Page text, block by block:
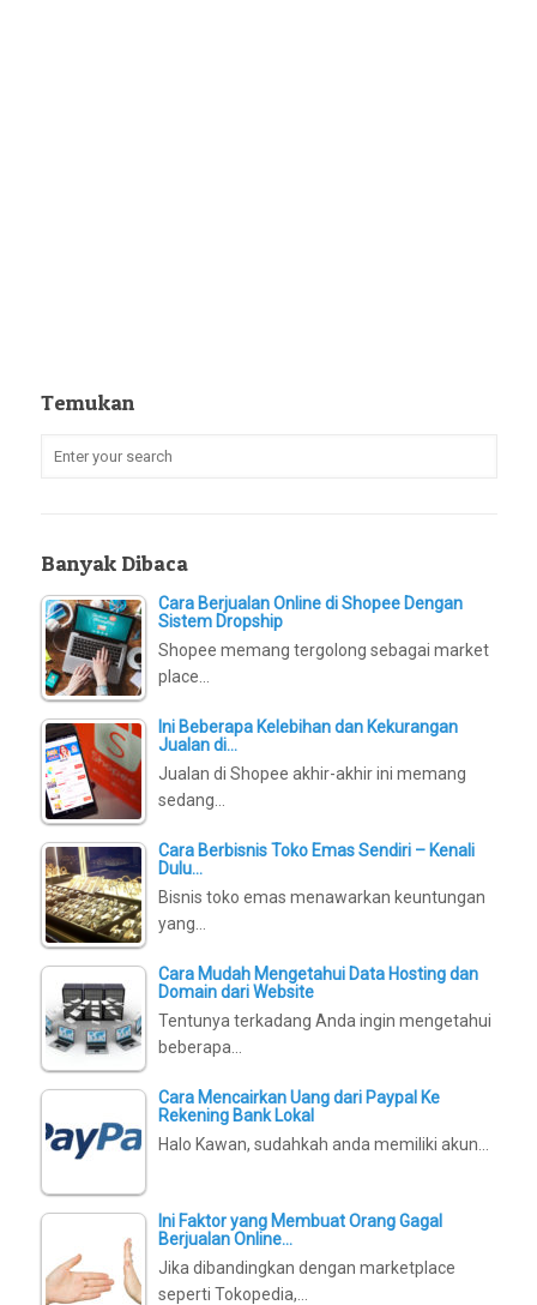
Temukan
Banyak Dibaca
Cara Berjualan Online di Shopee Dengan
Sistem Dropship
Shopee memang tergolong sebagai market
place…
Ini Beberapa Kelebihan dan Kekurangan
Jualan di…
Jualan di Shopee akhir-akhir ini memang
sedang…
Cara Berbisnis Toko Emas Sendiri – Kenali
Dulu…
Bisnis toko emas menawarkan keuntungan
yang…
Cara Mudah Mengetahui Data Hosting dan
Domain dari Website
Tentunya terkadang Anda ingin mengetahui
beberapa…
Cara Mencairkan Uang dari Paypal Ke
Rekening Bank Lokal
Halo Kawan, sudahkah anda memiliki akun…
Ini Faktor yang Membuat Orang Gagal
Berjualan Online…
Jika dibandingkan dengan marketplace
seperti Tokopedia,…